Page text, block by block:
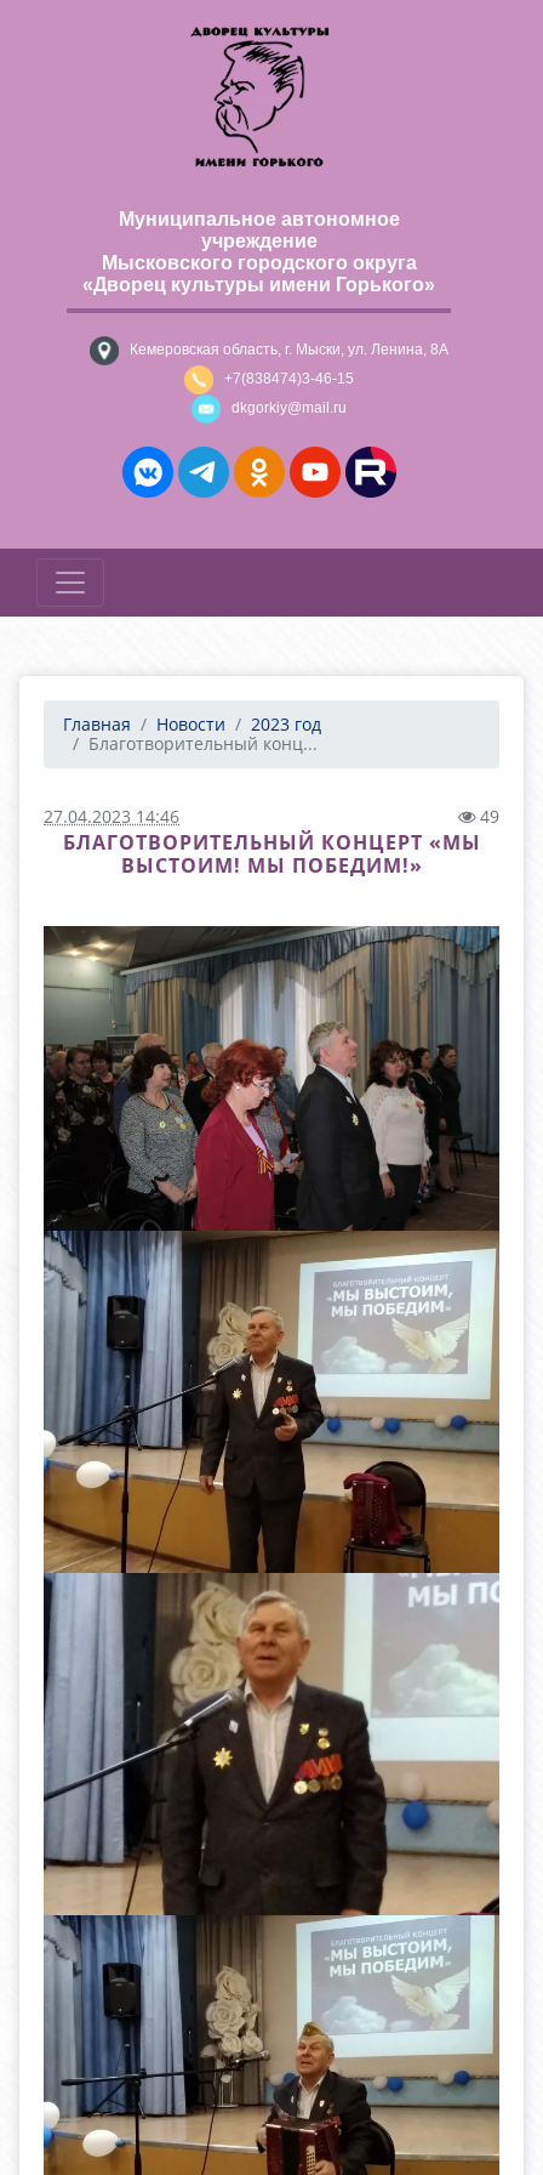
Муниципальное автономное
учреждение
Мысковского городского округа
«Дворец культуры имени Горького»
Кемеровская область, г. Мыски, ул. Ленина, 8А
+7(838474)3-46-15
dkgorkiy@mail.ru
Главная Новости
2023 год
Благотворительный конц...
27.04.2023 14:46 49
БЛАГОТВОРИТЕЛЬНЫЙ КОНЦЕРТ «МЫ
ВЫСТОИМ! МЫ ПОБЕДИМ!»